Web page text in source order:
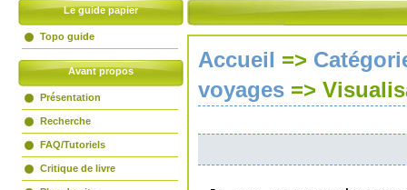
Le guide papier
Topo guide
Avant propos
Présentation
Recherche
FAQ/Tutoriels
Critique de livre
Accueil =>
voyages =>